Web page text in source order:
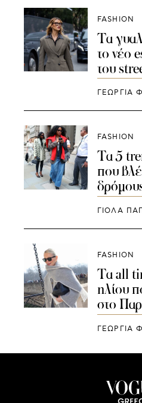
FASHION
Τα
το νέο
του
ΓΕΩΡΓΙΑ
FASHION
Τα 5
που
ΓΙΌΛΑ
FASHION
Τα all
ηλίου
στο
ΓΕΩΡΓΙΑ